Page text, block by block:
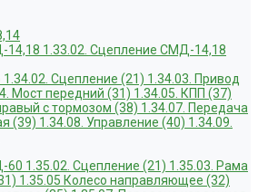
14,18 1.33.02. Сцепление СМД-14,18
1.34.02. Сцепление (21) 1.34.03. Привод
Мост передний (31) 1.34.05. КПП (37)
с тормозом (38) 1.34.07. Передача
(39) 1.34.08. Управление (40) 1.34.09.
60 1.35.02. Сцепление (21) 1.35.03. Рама
1.35.05 Колесо направляющее (32)